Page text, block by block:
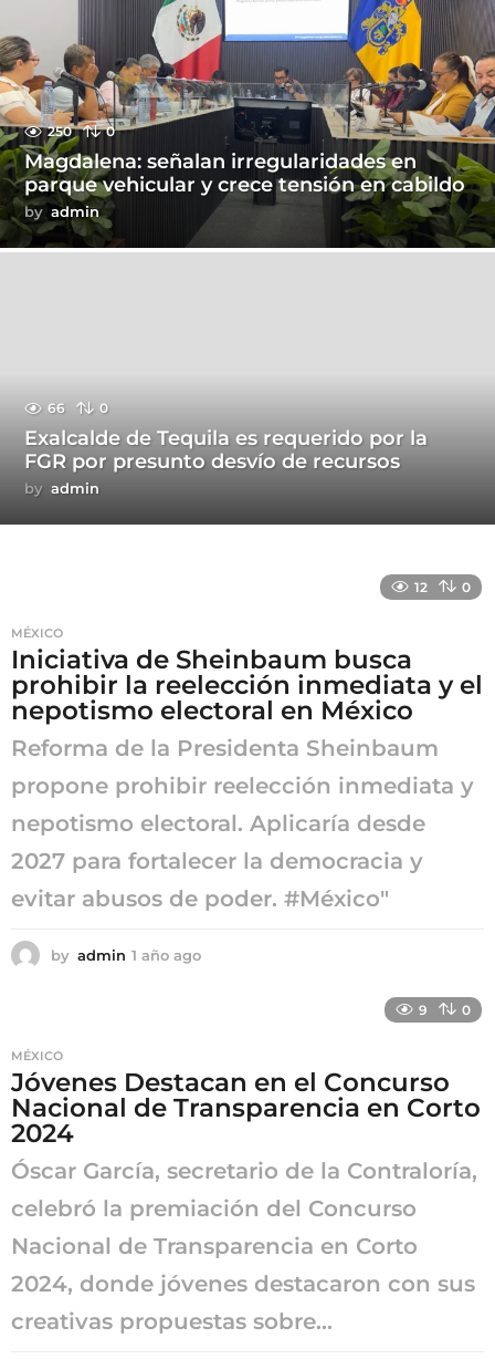
250 0
Magdalena: señalan irregularidades en
parque vehicular y crece tensión en cabildo
by admin
66 0
Exalcalde de Tequila es requerido por la
FGR por presunto desvío de recursos
by admin
12 0
MÉXICO
Iniciativa de Sheinbaum busca
prohibir la reelección inmediata y el
nepotismo electoral en México
Reforma de la Presidenta Sheinbaum
propone prohibir reelección inmediata y
nepotismo electoral. Aplicaría desde
2027 para fortalecer la democracia y
evitar abusos de poder. #México"
by admin 1 año ago
o
9 0
MÉXICO
Jóvenes Destacan en el Concurso
Nacional de Transparencia en Corto
2024
Óscar García, secretario de la Contraloría,
celebró la premiación del Concurso
Nacional de Transparencia en Corto
2024, donde jóvenes destacaron con sus
creativas propuestas sobre...